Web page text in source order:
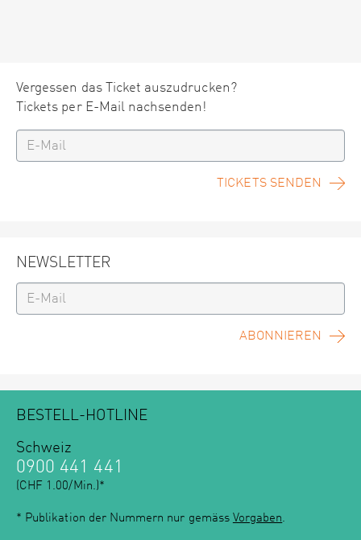
Vergessen das Ticket auszudrucken?
Tickets per E-Mail nachsenden!
TICKETS SENDEN
NEWSLETTER
ABONNIEREN
BESTELL-HOTLINE
Schweiz
0900 441 441
(CHF 1.00/Min.)*
* Publikation der Nummern nur gemäss Vorgaben.